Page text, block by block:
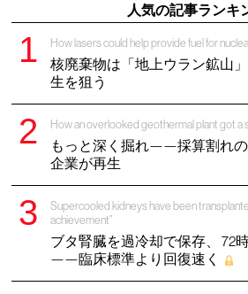
人気の記事ランキ
How lasers could help provide fuel for
核廃棄物は「地上ウラン鉱山
生を狙う
How an overlooked geothermal plant got a
もっと深く掘れ——採算割れ
企業が再生
Supercooled kidneys have been
achievement”
ブタ腎臓を過冷却で保存、 72
——臨床標準より回復速く